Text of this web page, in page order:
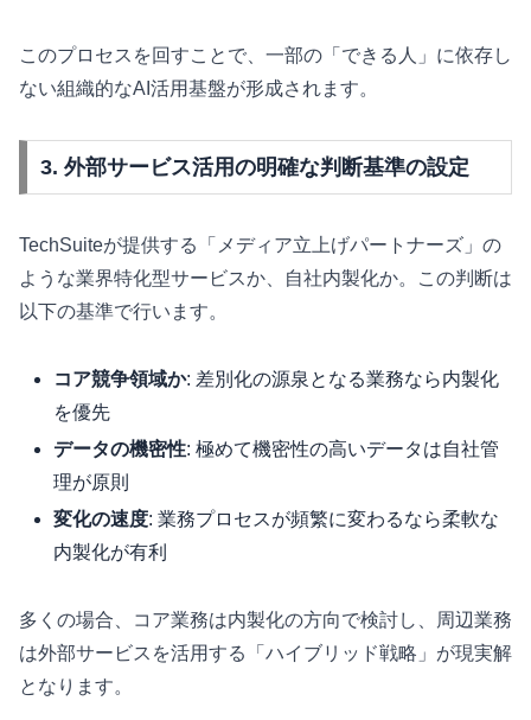
このプロセスを回すことで、一部の「できる人」に依存し
ない組織的なAI活用基盤が形成されます。
3. 外部サービス活用の明確な判断基準の設定
TechSuiteが提供する「メディア立上げパートナーズ」の
ような業界特化型サービスか、自社内製化か。この判断は
以下の基準で行います。
コア競争領域か: 差別化の源泉となる業務なら内製化
を優先
データの機密性: 極めて機密性の高いデータは自社管
理が原則
変化の速度: 業務プロセスが頻繁に変わるなら柔軟な
内製化が有利
多くの場合、コア業務は内製化の方向で検討し、周辺業務
は外部サービスを活用する「ハイブリッド戦略」が現実解
となります。